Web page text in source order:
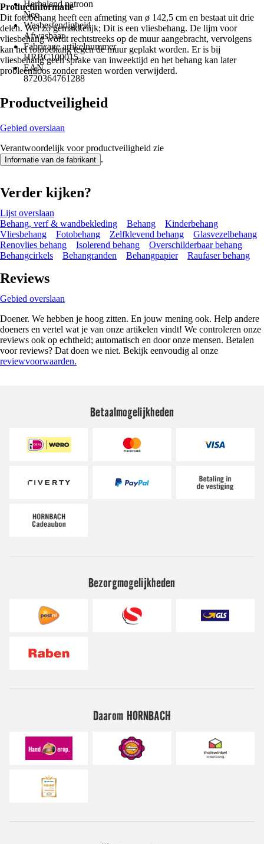
Herhalend patroon
Nee
Wasbestendigheid
Afwasbaar
Fabricage artikelnummer
HRBC100015
EAN
8720364761288
Productinformatie
Dit fotobehang heeft een afmeting van ø 142,5 cm en bestaat uit drie
delen. Wel zo gemakkelijk; Dit is een vliesbehang. De lijm voor
vliesbehang wordt rechtstreeks op de muur aangebracht, vervolgens
kan het fotobehang tegen de muur geplakt worden. Er is bij
vliesbehang geen sprake van inweektijd en het behang kan later
probleemloos zonder resten worden verwijderd.
Productveiligheid
Gebied overslaan
Verantwoordelijk voor productveiligheid zie
Informatie van de fabrikant .
Verder kijken?
Lijst overslaan
Behang, verf & wandbekleding
Behang
Kinderbehang
Vliesbehang
Fotobehang Zelfklevend behang
Glasvezelbehang
Renovlies behang
Isolerend behang
Overschilderbaar behang
Behangcirkels
Behangranden Behangpapier Raufaser behang
Reviews
Gebied overslaan
Doener. We hebben je hoog zitten. En jouw mening ook. Help andere
doeners en vertel wat je van onze artikelen vindt! We controleren onze
reviews ook op echtheid; automatisch en door onze mensen. Betalen
voor reviews? Dat doen we niet. Bekijk eenvoudig al onze
reviewvoorwaarden.
Betaalmogelijkheden
Bezorgmogelijkheden
Daarom HORNBACH